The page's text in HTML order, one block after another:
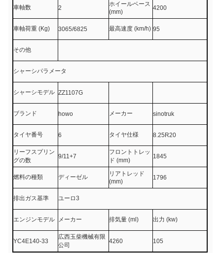
車軸数 2
ホイールベース
(mm)
4200
車軸荷重 (Kg) 3065/6825 最高速度 (km/h) 95
その他
シャーシパラメータ
シャーシモデル ZZ1107G
ブランド howo メーカー sinotruk
タイヤ番号 6 タイヤ仕様 8.25R20
リーフスプリン
グの数
9/11+7
フロントトレッ
ド (mm)
1845
燃料の種類 ディーゼル
リアトレッド
(mm)
1796
排出ガス基準 ユーロ3
エンジンモデル メーカー 排気量 (ml) 出力 (kw)
YC4E140-33
広西玉柴機械有限
公司
4260 105